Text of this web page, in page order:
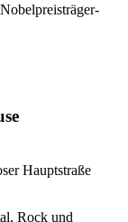
Hauptstraße
Rock und